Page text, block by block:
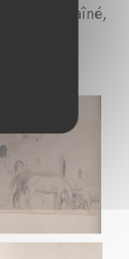
grand aîné,